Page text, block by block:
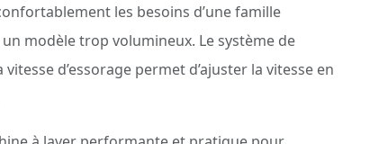
les besoins d’une famille
modèle trop volumineux. Le système de
d’essorage permet d’ajuster la vitesse en